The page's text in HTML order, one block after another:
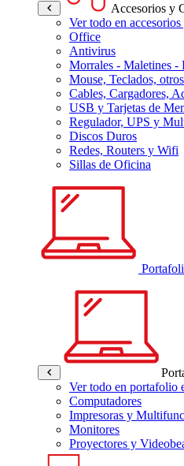
Accesorios y
Ver todo en
Office
Antivirus
Morrales - Maletines -
Mouse, Teclados,
Cables, Cargadores,
USB y Tarjetas de
Regulador, UPS y
Discos Duros
Redes, Routers y Wifi
Sillas de Oficina
Ver todo en portafolio
Computadores
Impresoras y
Monitores
Proyectores y